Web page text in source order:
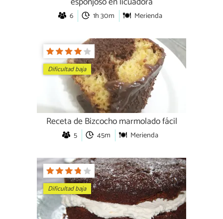
6 1h 30m Merienda
Dificultad baja
Receta de Bizcocho marmolado fácil
5 45m Merienda
Dificultad baja